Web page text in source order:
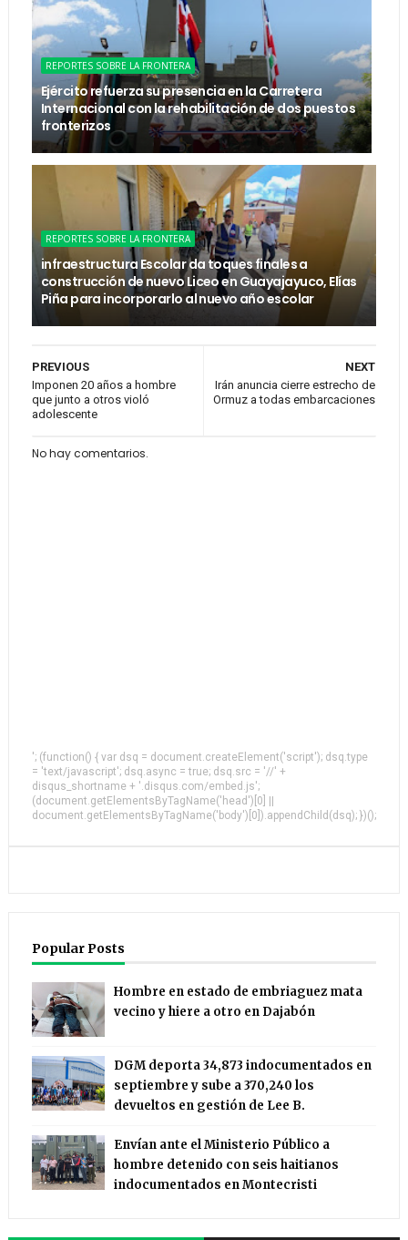
REPORTES SOBRE LA FRONTERA
Ejército refuerza su presencia en la Carretera
Internacional con la rehabilitación de dos puestos
fronterizos
REPORTES SOBRE LA FRONTERA
infraestructura Escolar da toques finales a
construcción de nuevo Liceo en Guayajayuco, Elías
Piña para incorporarlo al nuevo año escolar
NEXT
Irán anuncia cierre estrecho de
Ormuz a todas embarcaciones
PREVIOUS
Imponen 20 años a hombre
que junto a otros violó
adolescente
No hay comentarios.
'; (function() { var dsq = document.createElement('script'); dsq.type
= 'text/javascript'; dsq.async = true; dsq.src = '//' +
disqus_shortname + '.disqus.com/embed.js';
(document.getElementsByTagName('head')[0] ||
document.getElementsByTagName('body')[0]).appendChild(dsq); })();
Popular Posts
Hombre en estado de embriaguez mata
vecino y hiere a otro en Dajabón
DGM deporta 34,873 indocumentados en
septiembre y sube a 370,240 los
devueltos en gestión de Lee B.
Envían ante el Ministerio Público a
hombre detenido con seis haitianos
indocumentados en Montecristi